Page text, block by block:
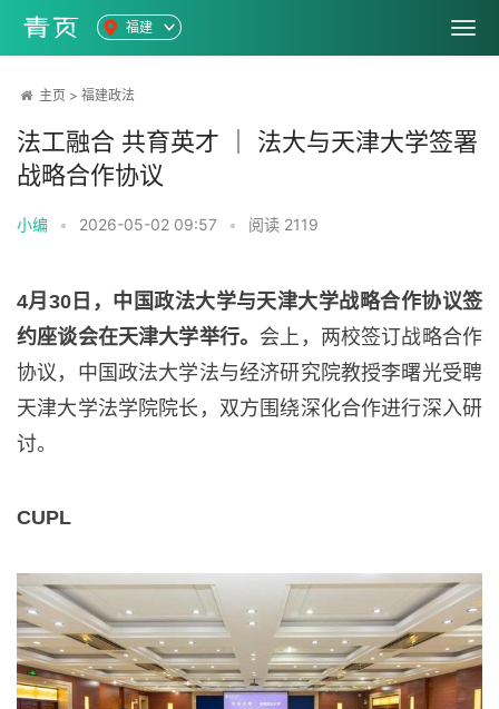
福建
主页 > 福建政法
法工融合 共育英才 ｜ 法大与天津大学签署
战略合作协议
小编 • 2026-05-02 09:57 • 阅读 2119
4月30日，中国政法大学与天津大学战略合作协议签
约座谈会在天津大学举行。 会上，两校签订战略合作
协议，中国政法大学法与经济研究院教授李曙光受聘
天津大学法学院院长，双方围绕深化合作进行深入研
讨。
CUPL